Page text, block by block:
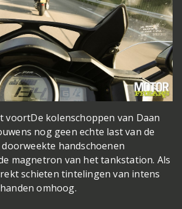
voortDe kolenschoppen van Daan
nog geen echte last van de
handschoenen
magnetron van het tankstation. Als
schieten tintelingen van intens
omhoog.